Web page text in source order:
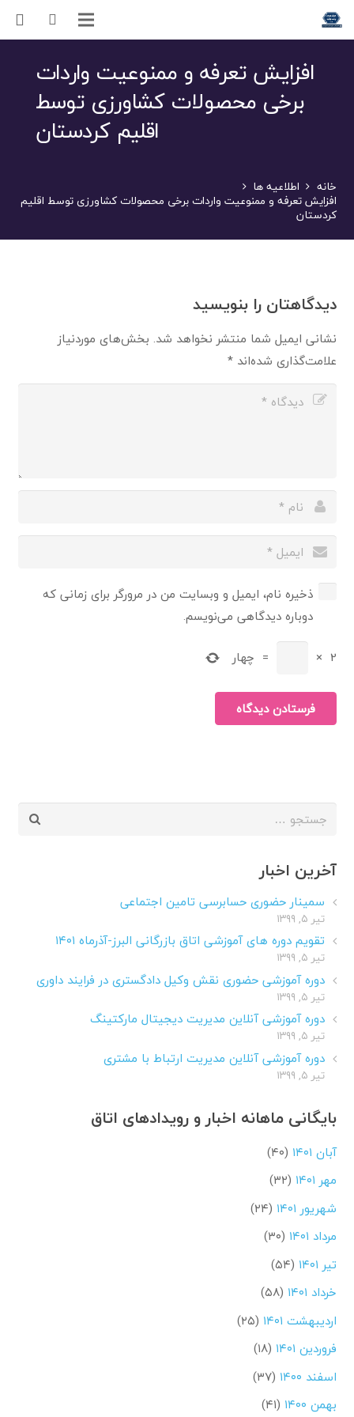
افزایش تعرفه و ممنوعیت واردات
برخی محصولات کشاورزی توسط
اقلیم کردستان
خانه اطلاعیه ها
افزایش تعرفه و ممنوعیت واردات برخی محصولات کشاورزی توسط اقلیم
کردستان
دیدگاهتان را بنویسید
نشانی ایمیل شما منتشر نخواهد شد. بخش‌های موردنیاز
علامت‌گذاری شده‌اند*
ذخیره نام، ایمیل و وبسایت من در مرورگر برای زمانی که
دوباره دیدگاهی می‌نویسم.
2
×
= چهار
فرستادن دیدگاه
جستجو
آخرین اخبار
سمینار حضوری حسابرسی تامین اجتماعی
تیر ۵, ۱۳۹۹
تقویم دوره های آموزشی اتاق بازرگانی البرز-آذرماه ۱۴۰۱
تیر ۵, ۱۳۹۹
دوره آموزشی حضوری نقش وکیل دادگستری در فرایند داوری
تیر ۵, ۱۳۹۹
دوره آموزشی آنلاین مدیریت دیجیتال مارکتینگ
تیر ۵, ۱۳۹۹
دوره آموزشی آنلاین مدیریت ارتباط با مشتری
تیر ۵, ۱۳۹۹
بایگانی ماهانه اخبار و رویدادهای اتاق
آبان ۱۴۰۱
(۴۰)
مهر ۱۴۰۱
(۳۲)
شهریور ۱۴۰۱
(۲۴)
مرداد ۱۴۰۱
(۳۰)
تیر ۱۴۰۱
(۵۴)
خرداد ۱۴۰۱
(۵۸)
اردیبهشت ۱۴۰۱
(۲۵)
فروردین ۱۴۰۱
(۱۸)
اسفند ۱۴۰۰
(۳۷)
بهمن ۱۴۰۰
(۴۱)